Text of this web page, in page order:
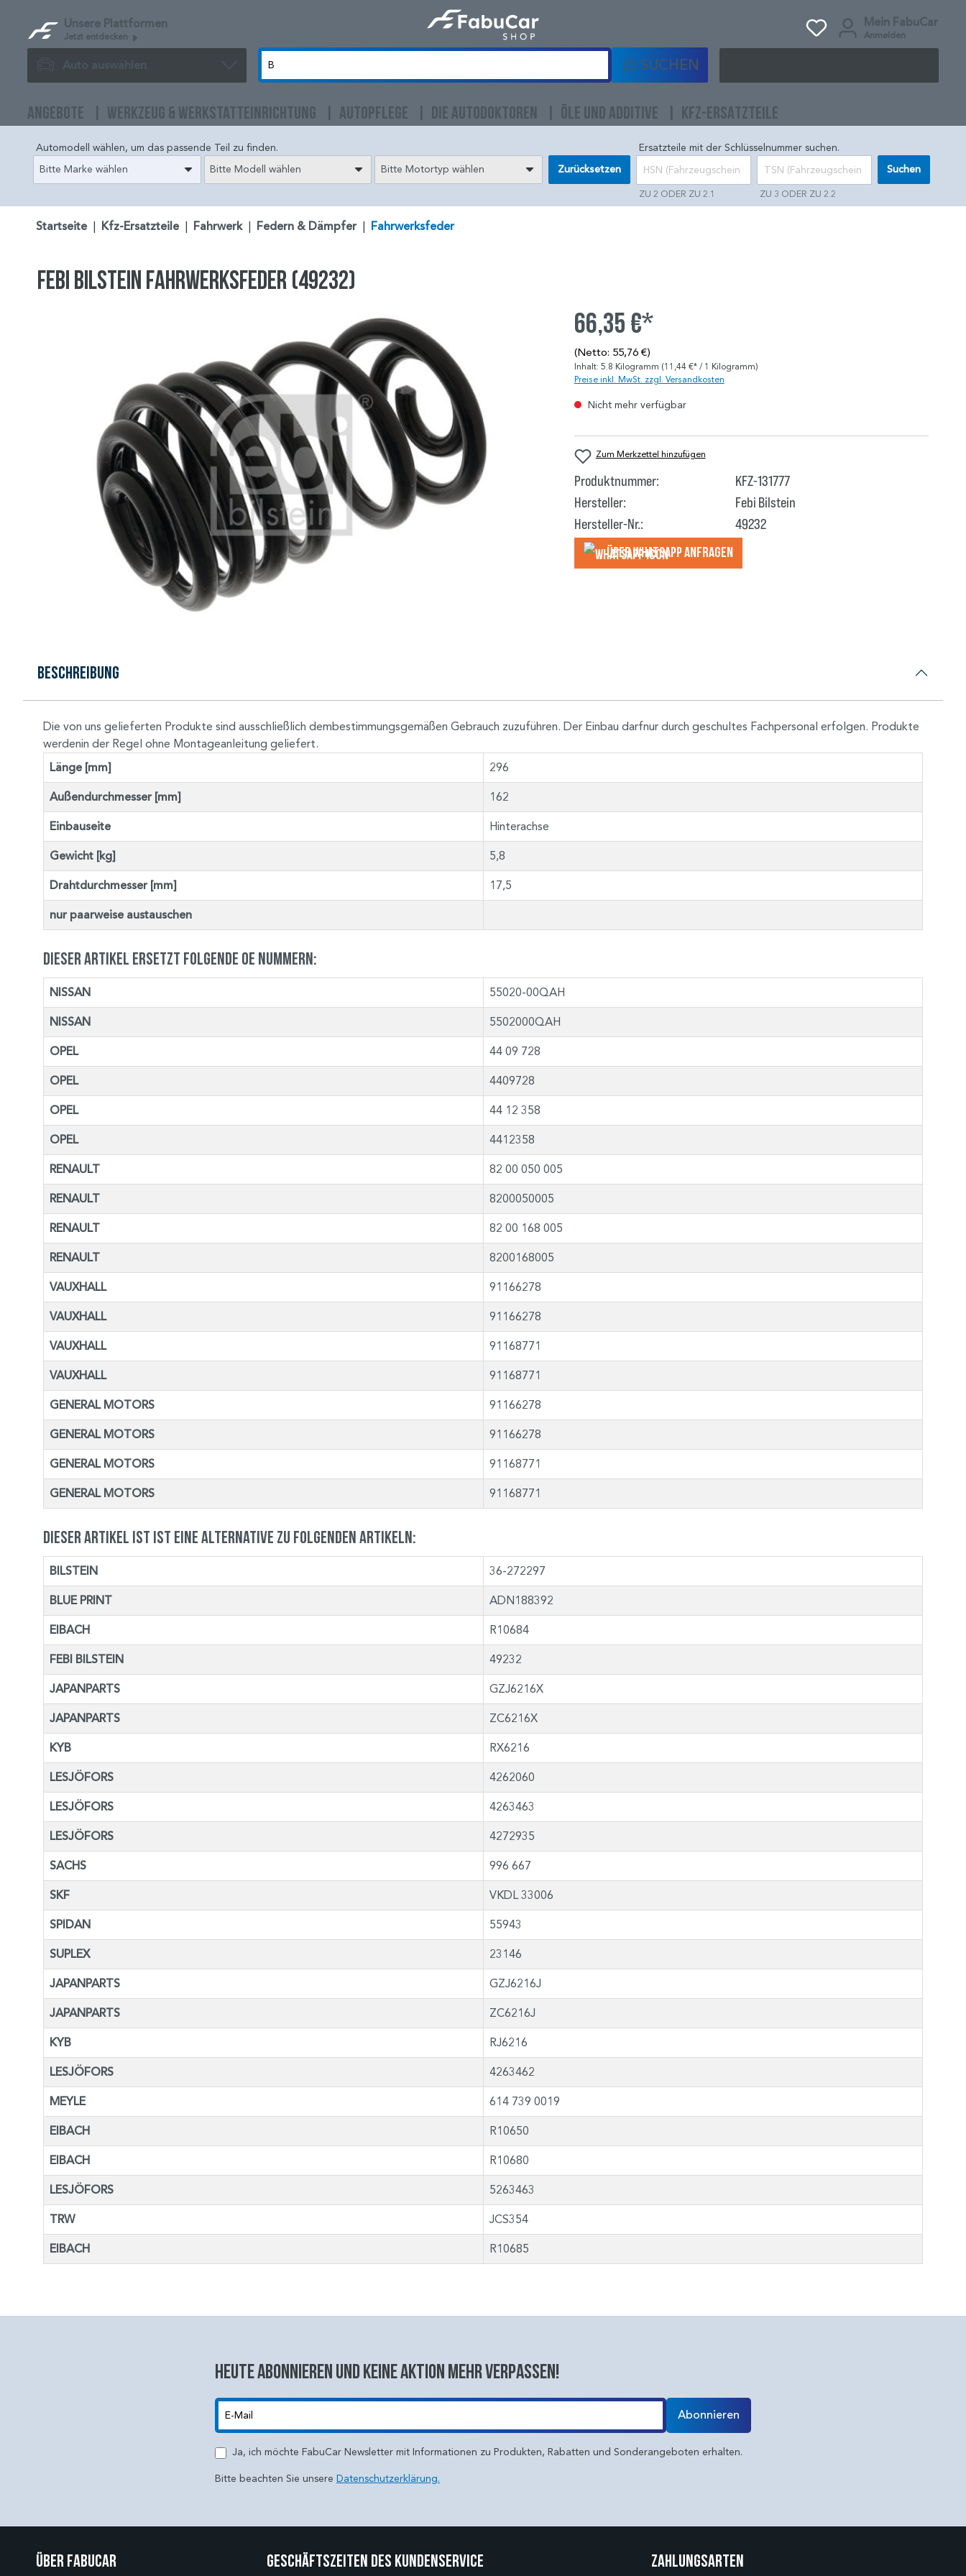
Unsere Plattformen
Jetzt entdecken
Mein FabuCar
Anmelden
Auto auswählen SUCHEN
ANGEBOTE WERKZEUG & WERKSTATTEINRICHTUNG AUTOPFLEGE DIE AUTODOKTOREN ÖLE UND ADDITIVE KFZ-ERSATZTEILE
Automodell wählen, um das passende Teil zu finden.
Bitte Marke wählen
Bitte Modell wählen Bitte Motortyp wählen Zurücksetzen
Ersatzteile mit der Schlüsselnummer suchen.
ZU 2 ODER ZU 2.1 ZU 3 ODER ZU 2.2
Suchen
Startseite Kfz-Ersatzteile Fahrwerk Federn & Dämpfer Fahrwerksfeder
FEBI BILSTEIN Fahrwerksfeder (49232)
66,35 €*
(Netto: 55,76 €)
Inhalt: 5.8 Kilogramm (11,44 €* / 1 Kilogramm)
Preise inkl. MwSt. zzgl. Versandkosten
Nicht mehr verfügbar
Zum Merkzettel hinzufügen
Produktnummer:
KFZ-131777
Hersteller:
Febi Bilstein
Hersteller-Nr.:
49232
Über WhatsApp anfragеn
Beschreibung
Die von uns gelieferten Produkte sind ausschließlich dembestimmungsgemäßen Gebrauch zuzuführen. Der Einbau darfnur durch geschultes Fachpersonal erfolgen. Produkte
werdenin der Regel ohne Montageanleitung geliefert.
Länge [mm] 296
Außendurchmesser [mm] 162
Einbauseite Hinterachse
Gewicht [kg] 5,8
Drahtdurchmesser [mm] 17,5
nur paarweise austauschen
Dieser Artikel ersetzt folgende OE Nummern:
NISSAN 55020-00QAH
NISSAN 5502000QAH
OPEL 44 09 728
OPEL 4409728
OPEL 44 12 358
OPEL 4412358
RENAULT 82 00 050 005
RENAULT 8200050005
RENAULT 82 00 168 005
RENAULT 8200168005
VAUXHALL 91166278
VAUXHALL 91166278
VAUXHALL 91168771
VAUXHALL 91168771
GENERAL MOTORS 91166278
GENERAL MOTORS 91166278
GENERAL MOTORS 91168771
GENERAL MOTORS 91168771
Dieser Artikel ist ist eine Alternative zu folgenden Artikeln:
BILSTEIN 36-272297
BLUE PRINT ADN188392
EIBACH R10684
FEBI BILSTEIN 49232
JAPANPARTS GZJ6216X
JAPANPARTS ZC6216X
KYB RX6216
LESJÖFORS 4262060
LESJÖFORS 4263463
LESJÖFORS 4272935
SACHS 996 667
SKF VKDL 33006
SPIDAN 55943
SUPLEX 23146
JAPANPARTS GZJ6216J
JAPANPARTS ZC6216J
KYB RJ6216
LESJÖFORS 4263462
MEYLE 614 739 0019
EIBACH R10650
EIBACH R10680
LESJÖFORS 5263463
TRW JCS354
EIBACH R10685
Heute abonnieren und keine aktion mehr verpassen!
Abonnieren
Ja, ich möchte FabuCar Newsletter mit Informationen zu Produkten, Rabatten und Sonderangeboten erhalten.
Bitte beachten Sie unsere Datenschutzerklärung.
Über Fabucar Geschäftszeiten des Kundenservice Zahlungsarten